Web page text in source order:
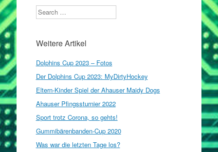
Search
Weitere Artikel
Dolphins Cup 2023 – Fotos
Der Dolphins Cup 2023: MyDirtyHockey
Eltern-Kinder Spiel der Ahauser Maidy Dogs
Ahauser Pfingssturnier 2022
Sport trotz Corona, so gehts!
Gummibärenbanden-Cup 2020
Was war die letzten Tage los?